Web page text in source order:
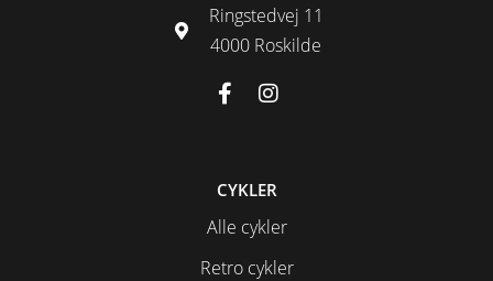
Ringstedvej 11
4000 Roskilde
CYKLER
Alle cykler
Retro cykler